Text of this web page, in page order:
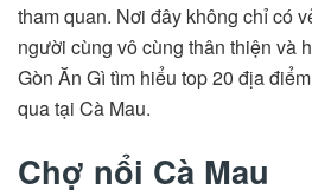
tham quan. Nơi đây không chỉ có
người cùng vô cùng thân thiện và
Gòn Ăn Gì tìm hiểu top 20 địa
qua tại Cà Mau.
Chợ nổi Cà Mau